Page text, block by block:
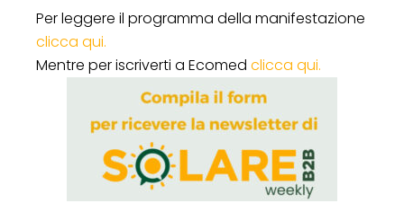
Per leggere il programma della manifestazione
clicca qui.
Mentre per iscriverti a Ecomed clicca qui.